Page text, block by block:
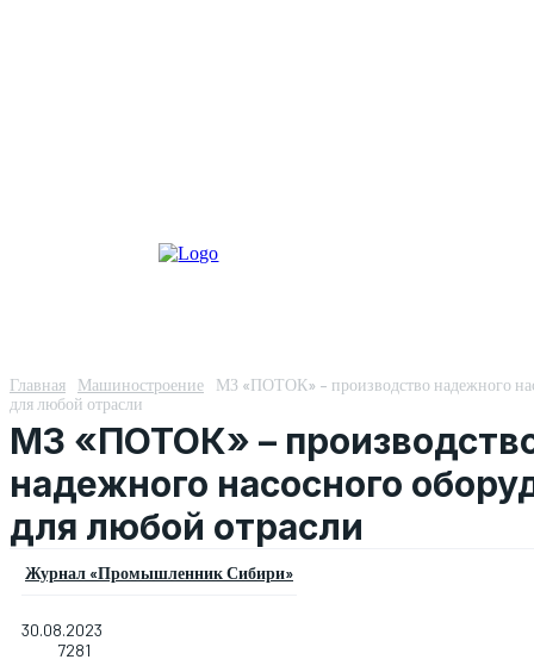
Главная Машиностроение
МЗ «ПОТОК» – производство надежного
для любой отрасли
МЗ «ПОТОК» –
надежного насосного
для любой отрасли
Журнал «Промышленник Сибири»
30.08.2023
7281